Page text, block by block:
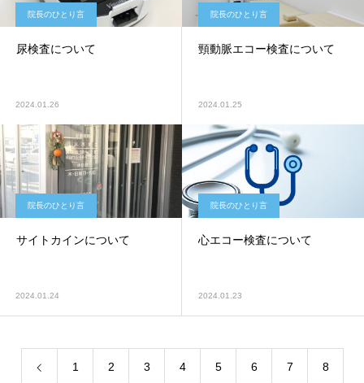
院長のひとり言
尿検査について
2024.01.26
院長のひとり言
頸動脈エコー検査について
2024.01.25
院長のひとり言
サイトカインについて
2024.01.24
院長のひとり言
心エコー検査について
2024.01.23
1 2 3 4 5 6 7 8